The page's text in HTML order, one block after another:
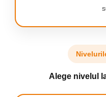
Dispozitive Spionaj
Alege nivelul